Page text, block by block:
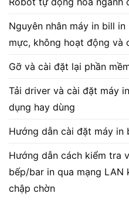
Nguyên nhân máy in bill
mực, không hoạt động và
Gỡ và cài đặt lại phần
Tải driver và cài đặt máy
dụng hay dùng
Hướng dẫn cài đặt máy in
Hướng dẫn cách kiểm tra
bếp/bar in qua mạng LAN
chập chờn